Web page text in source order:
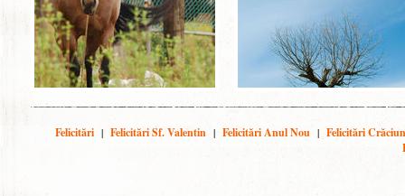
Felicitări | Felicitări Sf. Valentin | Felicitări Anul Nou | Felicitări